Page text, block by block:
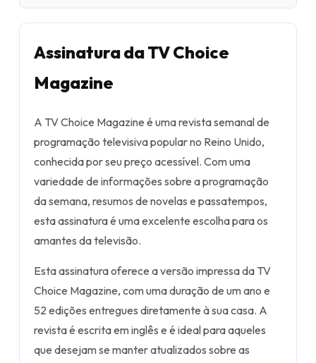
Assinatura da TV Choice
Magazine
A TV Choice Magazine é uma revista semanal de
programação televisiva popular no Reino Unido,
conhecida por seu preço acessível. Com uma
variedade de informações sobre a programação
da semana, resumos de novelas e passatempos,
esta assinatura é uma excelente escolha para os
amantes da televisão.
Esta assinatura oferece a versão impressa da TV
Choice Magazine, com uma duração de um ano e
52 edições entregues diretamente à sua casa. A
revista é escrita em inglês e é ideal para aqueles
que desejam se manter atualizados sobre as